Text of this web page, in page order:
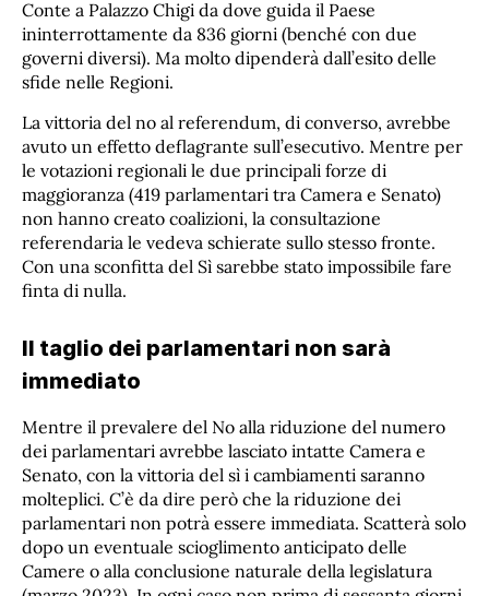
Conte a Palazzo Chigi da dove guida il Paese
ininterrottamente da 836 giorni (benché con due
governi diversi). Ma molto dipenderà dall’esito delle
sfide nelle Regioni.
La vittoria del no al referendum, di converso, avrebbe
avuto un effetto deflagrante sull’esecutivo. Mentre per
le votazioni regionali le due principali forze di
maggioranza (419 parlamentari tra Camera e Senato)
non hanno creato coalizioni, la consultazione
referendaria le vedeva schierate sullo stesso fronte.
Con una sconfitta del Sì sarebbe stato impossibile fare
finta di nulla.
Il taglio dei parlamentari non sarà
immediato
Mentre il prevalere del No alla riduzione del numero
dei parlamentari avrebbe lasciato intatte Camera e
Senato, con la vittoria del sì i cambiamenti saranno
molteplici. C’è da dire però che la riduzione dei
parlamentari non potrà essere immediata. Scatterà solo
dopo un eventuale scioglimento anticipato delle
Camere o alla conclusione naturale della legislatura